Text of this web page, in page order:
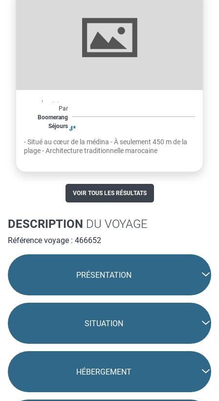
À partir de
320€
par personne
Par
Boomerang
Séjours
Maroc
RIAD NAKHLA 3*
- Situé au cœur de la médina - À seulement 450 m de la
plage - Architecture traditionnelle marocaine
VOIR TOUS LES RÉSULTATS
DESCRIPTION DU VOYAGE
Référence voyage : 466652
PRÉSENTATION
SITUATION
HÉBERGEMENT